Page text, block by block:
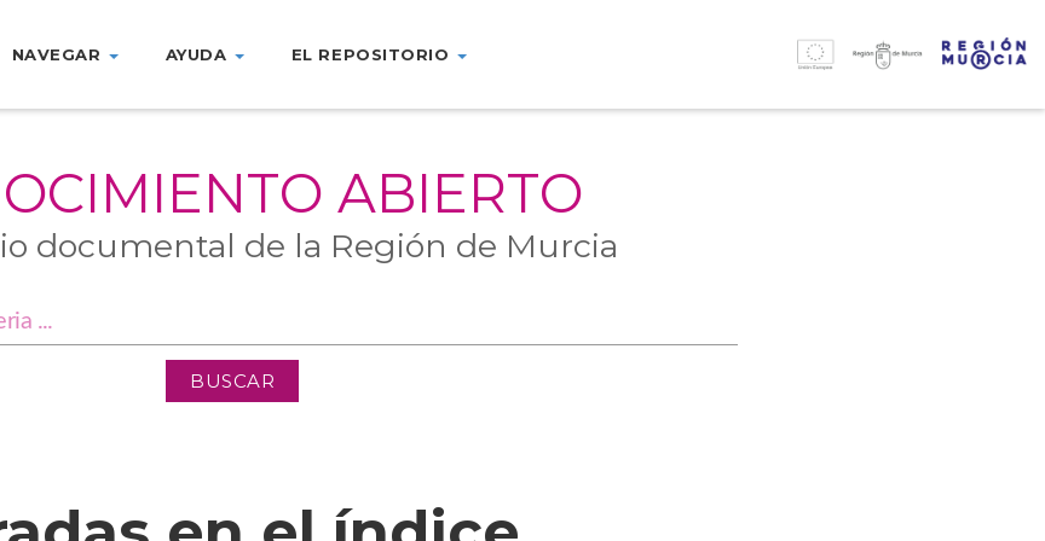
NAVEGAR AYUDA EL REPOSITORIO
ABIERTO
documental de la Región de Murcia